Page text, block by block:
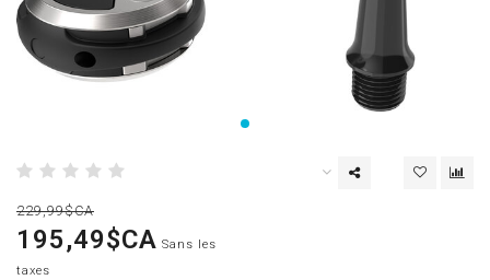
229,99$CA
195,49$CA Sans les
taxes